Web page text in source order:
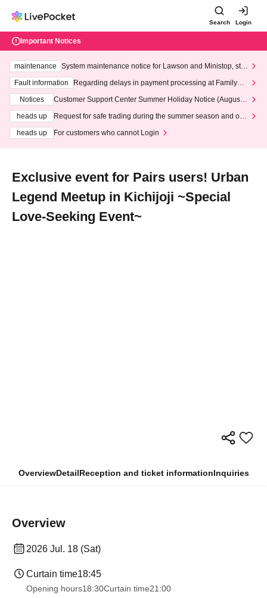
Search Login
Important Notices
maintenance
System maintenance notice for Lawson and Ministop, star
ting at 3:00 AM on Wednesday (Wed)
Fault information
Regarding delays in payment processing at FamilyMa
Notices
Customer Support Center Summer Holiday Notice (August 1
heads up
Request for safe trading during the summer season and our
heads up
For customers who cannot Login
Exclusive event for Pairs users! Urban
Legend Meetup in Kichijoji ~Special
Love-Seeking Event~
OverviewDetailReception and ticket informationInquiries
Overview
2026 Jul. 18 (Sat)
Curtain time18:45
Opening hours18:30Curtain time21:00